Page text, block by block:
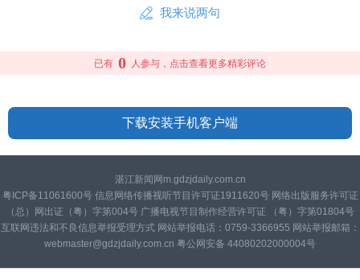
我来说两句
已有 0 人参与，点击查看更多精彩评论
下载安装手机客户端
湛江新闻网m.gdzjdaily.com.cn
粤ICP备11061600号 信息网络传播视听节目许可证1911620号 网络出版服务许可证
（总）网出证（粤）字第004号 广播电视节目制作经营许可证 （粤）字第01804号
互联网违法和不良信息举报受理方式 网站举报电话：0759-3366955 网站举报邮箱：
webmaster@gdzjdaily.com.cn 粤公网安备 44080202000004号